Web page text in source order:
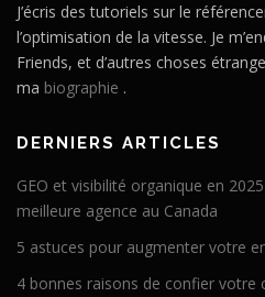
J’écris des tutoriels sur le
l’optimisation de la vitesse. Je
Friends, et d’autres choses
ma biographie .
DERNIERS ARTICLES
GEO et visibilité organique en
meilleure agence au Canada
5 astuces pour augmenter votre
4 bonnes raisons de confier votre